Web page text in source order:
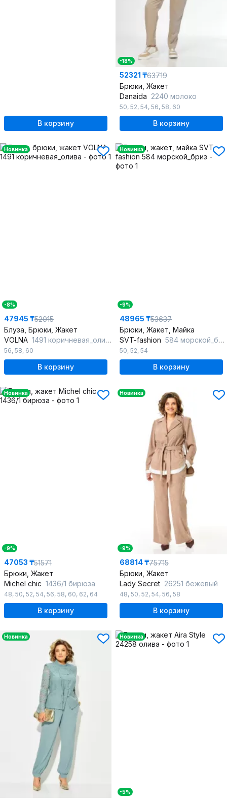
В корзину
-18%
52321 ₸63719
Брюки, Жакет
Danaida 2240 молоко
50, 52, 54, 56, 58, 60
В корзину
Новинка
-8%
47945 ₸52015
Блуза, Брюки, Жакет
VOLNA 1491 коричневая_олива
56, 58, 60
В корзину
Новинка
-9%
48965 ₸53637
Брюки, Жакет, Майка
SVT-fashion 584 морской_бриз
50, 52, 54
В корзину
Новинка
-9%
47053 ₸51571
Брюки, Жакет
Michel chic 1436/1 бирюза
48, 50, 52, 54, 56, 58, 60, 62, 64
В корзину
Новинка
-9%
68814 ₸75715
Брюки, Жакет
Lady Secret 26251 бежевый
48, 50, 52, 54, 56, 58
В корзину
Новинка Новинка
-5%